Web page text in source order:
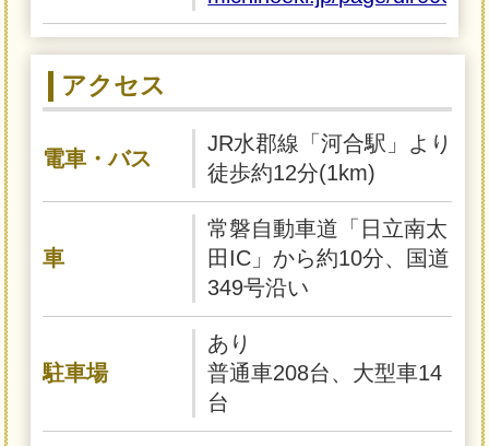
アクセス
電車・バス
JR水郡線「河合駅」より
徒歩約12分(1km)
車
常磐自動車道「日立南太
田IC」から約10分、国道
349号沿い
駐車場
あり
普通車208台、大型車14
台